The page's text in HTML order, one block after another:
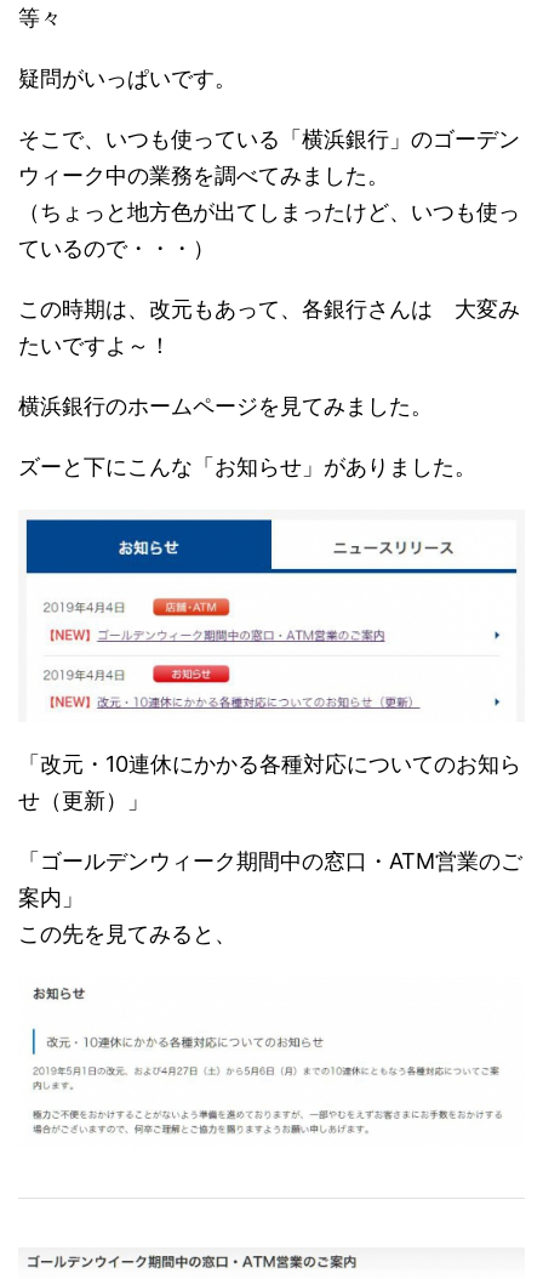
等々
疑問がいっぱいです。
そこで、いつも使っている「横浜銀行」のゴーデン
ウィーク中の業務を調べてみました。
（ちょっと地方色が出てしまったけど、いつも使っ
ているので・・・）
この時期は、改元もあって、各銀行さんは 大変み
たいですよ～！
横浜銀行のホームページを見てみました。
ズーと下にこんな「お知らせ」がありました。
「改元・10連休にかかる各種対応についてのお知ら
せ（更新）」
「ゴールデンウィーク期間中の窓口・ATM営業のご
案内」
この先を見てみると、